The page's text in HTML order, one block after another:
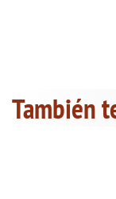
También